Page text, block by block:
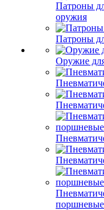
Патроны
оружия
Патроны
Оружие